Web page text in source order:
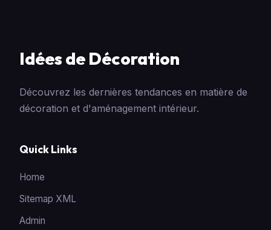
Idées de Décoration
Découvrez les dernières tendances en matière de
décoration et d'aménagement intérieur.
Quick Links
Home
Sitemap XML
Admin